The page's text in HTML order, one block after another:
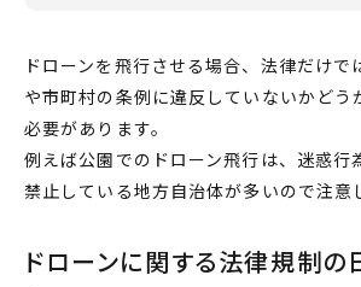
ドローンを飛行させる場合、 法律だけで
や市町村の条例に違反していないかどう
必要があります。
例えば公園でのドローン飛行は、迷惑行
禁止している地方自治体が多いので注意
ドローンに関する法律規制の